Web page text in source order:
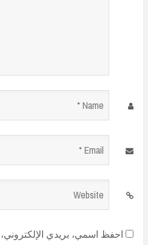
Name
Email
Website
احفظ اسمي، بريدي